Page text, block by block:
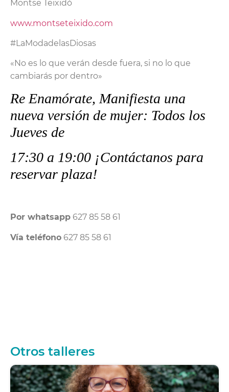
Montse Teixidó
www.montseteixido.com
#LaModadelasDiosas
«No es lo que verán desde fuera, si no lo que
cambiarás por dentro»
Re Enamórate, Manifiesta una
nueva versión de mujer: Todos los
Jueves de
17:30 a 19:00 ¡Contáctanos para
reservar plaza!
Por whatsapp 627 85 58 61
Vía teléfono 627 85 58 61
Otros talleres